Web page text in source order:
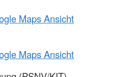
Maps Ansicht
Maps Ansicht